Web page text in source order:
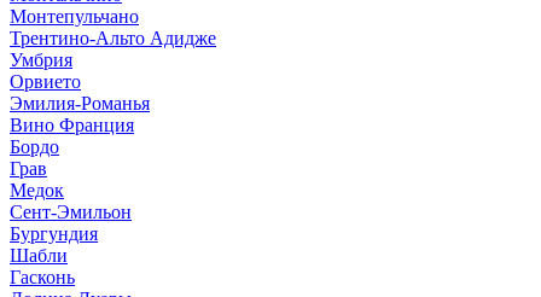
Монтепульчано
Трентино-Альто Адидже
Умбрия
Орвието
Эмилия-Романья
Вино Франция
Бордо
Грав
Медок
Сент-Эмильон
Бургундия
Шабли
Гасконь